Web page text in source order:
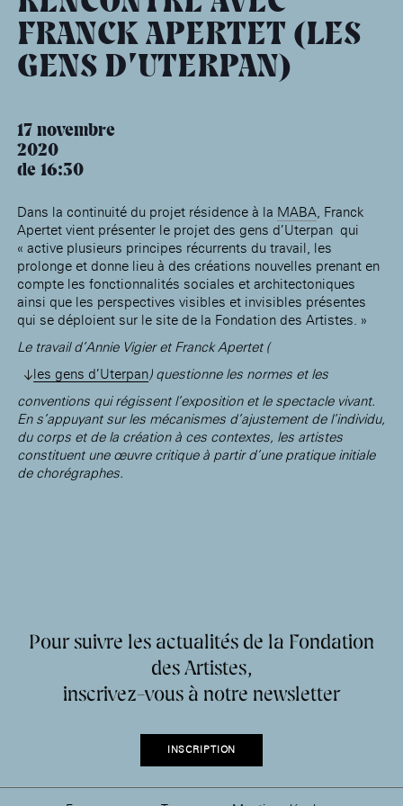
FRANCK APERTET (LES
GENS D’UTERPAN)
17 novembre
2020
de 16:30
Dans la continuité du projet résidence à la MABA , Franck
Apertet vient présenter le projet des gens d’Uterpan qui
« active plusieurs principes récurrents du travail, les
prolonge et donne lieu à des créations nouvelles prenant en
compte les fonctionnalités sociales et architectoniques
ainsi que les perspectives visibles et invisibles présentes
qui se déploient sur le site de la Fondation des Artistes. »
Le travail d’Annie Vigier et Franck Apertet (
les gens d’Uterpan) questionne les normes et les
conventions qui régissent l’exposition et le spectacle vivant.
En s’appuyant sur les mécanismes d’ajustement de l’individu,
du corps et de la création à ces contextes, les artistes
constituent une œuvre critique à partir d’une pratique initiale
de chorégraphes.
Pour suivre les actualités de la Fondation
des Artistes,
inscrivez-vous à notre newsletter
INSCRIPTION
âge, à laMaison nationale
des artistes(EHPAD) Accueil
Fondation
Rotonde Balzac de l’Hôtel
Salomon de Rothschild
Jardin public de l’Hôtel
Salomon de Rothschild